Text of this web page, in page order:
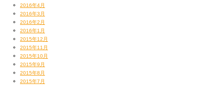
2016年4月
2016年3月
2016年2月
2016年1月
2015年12月
2015年11月
2015年10月
2015年9月
2015年8月
2015年7月